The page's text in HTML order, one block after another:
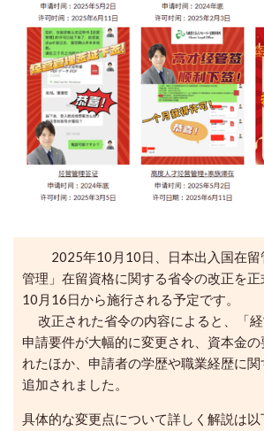
2025年10月10日、日本出入国在留
管理」在留資格に関する省令の改正を
10月16日から施行される予定です。
改正された省令の内容によると、「
申請要件が大幅的に変更され、資本金
れたほか、申請者の学歴や職業経歴に
追加されました。
具体的な変更点について詳しく解説は以